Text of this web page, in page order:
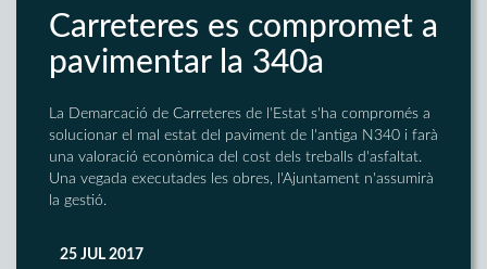
Carreteres es compromet a
pavimentar la 340a
La Demarcació de Carreteres de l'Estat s'ha compromés a
solucionar el mal estat del paviment de l'antiga N340 i farà
una valoració econòmica del cost dels treballs d'asfaltat.
Una vegada executades les obres, l'Ajuntament n'assumirà
la gestió.
25 JUL 2017